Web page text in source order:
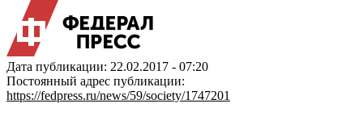
Дата публикации: 22.02.2017 - 07:20
Постоянный адрес публикации:
https://fedpress.ru/news/59/society/1747201